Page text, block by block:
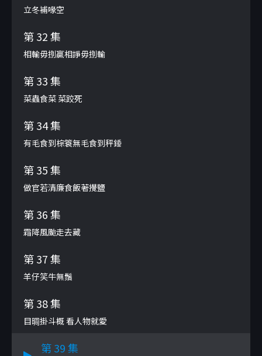
立冬補喙空
第 32 集
相輸毋捌贏相諍毋捌輸
第 33 集
菜蟲食菜 菜跤死
第 34 集
有毛食到棕簑無毛食到秤錘
第 35 集
做官若清廉食飯著攪鹽
第 36 集
霜降風颱走去藏
第 37 集
羊仔笑牛無鬚
第 38 集
目晭掛斗概 看人物就愛
第 39 集